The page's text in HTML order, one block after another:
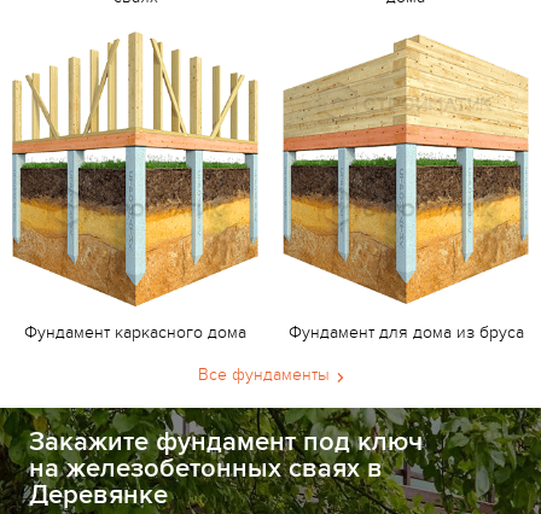
Фундамент каркасного дома Фундамент для дома из бруса
Все фундаменты
Закажите фундамент под ключ
на железобетонных сваях в
Деревянке